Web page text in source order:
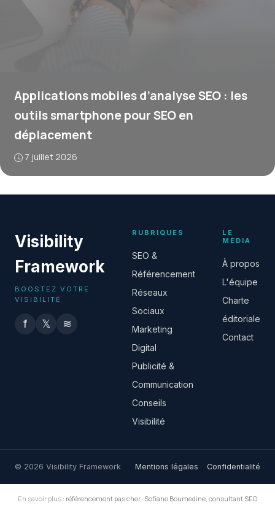
Applications mobiles d’analyse SEO : les
outils smartphone pour SEO en
déplacement
7 juillet 2026
Visibility
Framework
BOOSTEZ VOTRE
VISIBILITÉ
f 𝕏 ≋
RUBRIQUES
SEO &
Référencement
Réseaux
Sociaux
Marketing
Digital
Publicité &
Communication
Conseils
Visibilité
LE
MÉDIA
À propos
L'équipe
Charte
éditoriale
Contact
© 2026 Visibility Framework Mentions légales Confidentialité
En savoir plus : référencement pas cher · Sofiane Boumedine, consultant SEO